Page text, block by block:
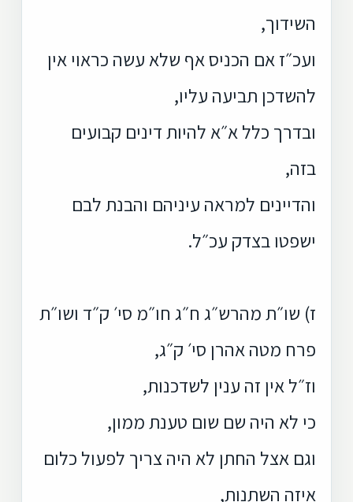
השידוך,
ועכ״ז אם הכניס אף שלא עשה כראוי אין
להשדכן תביעה עליו,
ובדרך כלל א״א להיות דינים קבועים
בזה,
והדיינים למראה עיניהם והבנת לבם
ישפטו בצדק עכ״ל.
ז) שו״ת מהרש״ג ח״ג חו״מ סי׳ ק״ד ושו״ת
פרח מטה אהרן סי׳ ק״ג,
וז״ל אין זה ענין לשדכנות,
כי לא היה שם שום טענת ממון,
וגם אצל החתן לא היה צריך לפעול כלום
איזה השתנות,